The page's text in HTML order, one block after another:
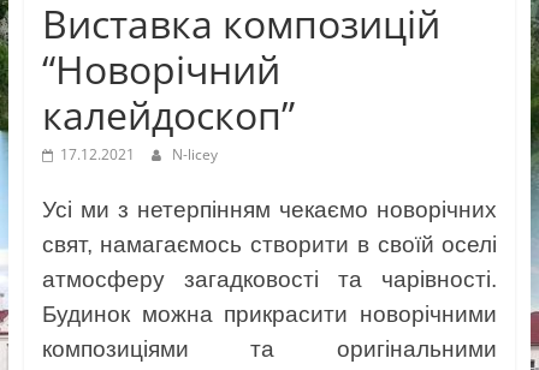
Виставка композицій
“Новорічний
калейдоскоп”
17.12.2021 N-licey
Усі ми з нетерпінням чекаємо новорічних
свят, намагаємось створити в своїй оселі
атмосферу загадковості та чарівності.
Будинок можна прикрасити новорічними
композиціями та оригінальними